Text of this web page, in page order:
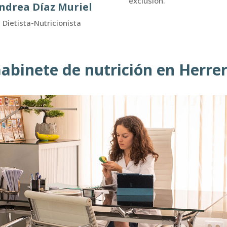
Díaz Muriel
Dietista-Nutricionista
de nutrición en